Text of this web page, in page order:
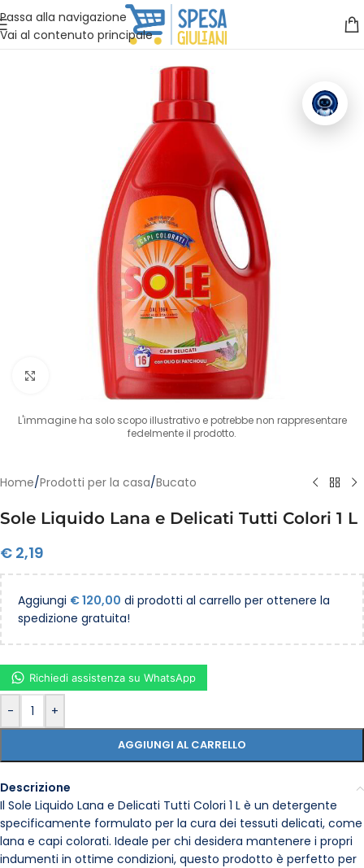
Passa alla navigazione
Vai al contenuto principale
Vuoi assistenza?Clicca qui e ti richiamiamo noi
Clicca per ingrandire
L'immagine ha solo scopo illustrativo e potrebbe non rappresentare
fedelmente il prodotto.
Home/Prodotti per la casa/Bucato
Sole Liquido Lana e Delicati Tutti Colori 1 L
€ 2,19
Aggiungi €120,00 di prodotti al carrello per ottenere la
spedizione gratuita!
- +
AGGIUNGI AL CARRELLO
Richiedi assistenza su WhatsApp
Descrizione
Il Sole Liquido Lana e Delicati Tutti Colori 1 L è un detergente
specificamente formulato per la cura dei tessuti delicati, come
lana e capi colorati. Ideale per chi desidera mantenere i propri
indumenti in ottime condizioni, questo prodotto è perfetto per